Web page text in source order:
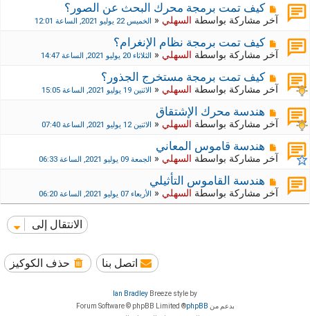
كيف تمت برمجة محرك البحث عن الصور؟
آخر مشاركة بواسطة السهلي « الخميس 22 يوليو 2021, الساعة 12:01
كيف تمت برمجة نظام الإنغرام؟
آخر مشاركة بواسطة السهلي « الثلاثاء 20 يوليو 2021, الساعة 14:47
كيف تمت برمجة مستخرج الجذور؟
آخر مشاركة بواسطة السهلي « الاثنين 19 يوليو 2021, الساعة 15:05
هندسة محرك الإشتقاق
آخر مشاركة بواسطة السهلي « الاثنين 12 يوليو 2021, الساعة 07:40
هندسة قاموس المعاني
آخر مشاركة بواسطة السهلي « الجمعة 09 يوليو 2021, الساعة 06:33
هندسة القاموس التأثيلي
آخر مشاركة بواسطة السهلي « الأربعاء 07 يوليو 2021, الساعة 06:20
الانتقال إلى
حذف الكوكيز اتصل بنا
Breeze style by
Ian Bradley
بدعم من phpBB
® Forum Software © phpBB Limited